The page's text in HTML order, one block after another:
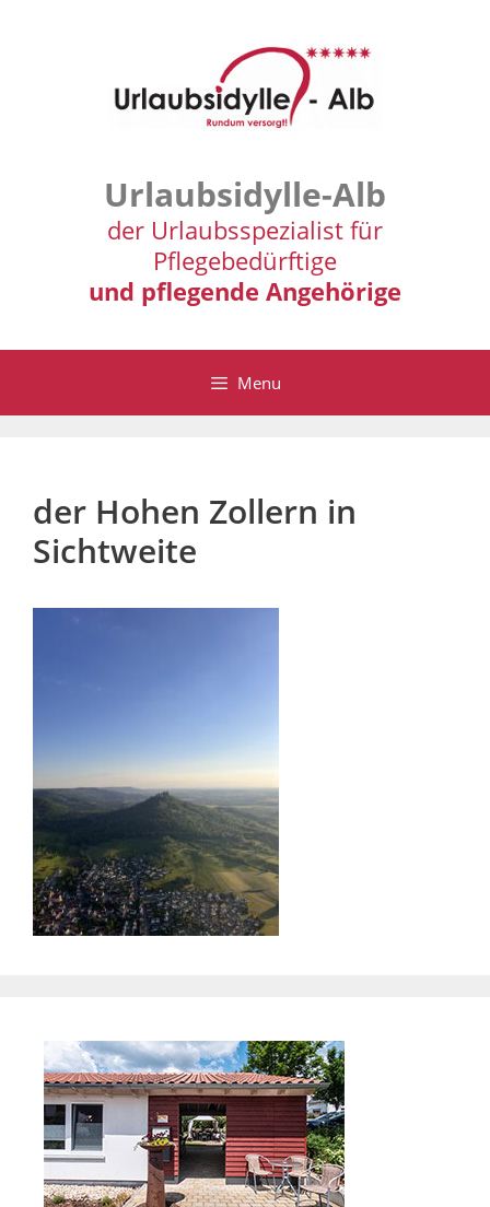
Urlaubsidylle-Alb
der Urlaubsspezialist für
Pflegebedürftige
und pflegende Angehörige
Menu
der Hohen Zollern in
Sichtweite